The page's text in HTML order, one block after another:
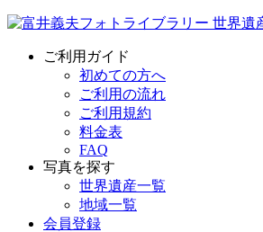
ご利用ガイド
初めての方へ
ご利用の流れ
ご利用規約
料金表
FAQ
写真を探す
世界遺産一覧
地域一覧
会員登録